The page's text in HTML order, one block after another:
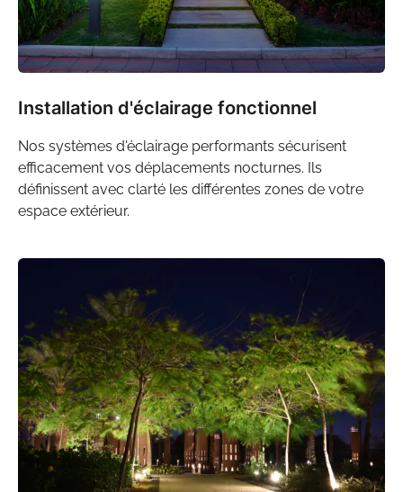
Installation d'éclairage fonctionnel
Nos systèmes d'éclairage performants sécurisent
efficacement vos déplacements nocturnes. Ils
définissent avec clarté les différentes zones de votre
espace extérieur.